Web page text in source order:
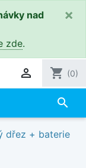
nad
zde.
×
 shopping_cart (0)
search
dřez + baterie